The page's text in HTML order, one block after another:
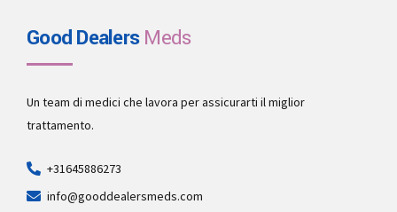
Good DealersMeds
Un team di medici che lavora per assicurarti il miglior
trattamento.
+31645886273
info@gooddealersmeds.com